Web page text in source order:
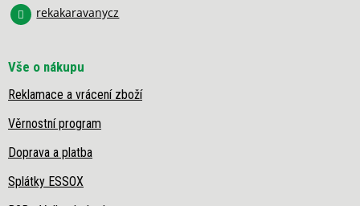
rekakaravanycz
Vše o nákupu
Reklamace a vrácení zboží
Věrnostní program
Doprava a platba
Splátky ESSOX